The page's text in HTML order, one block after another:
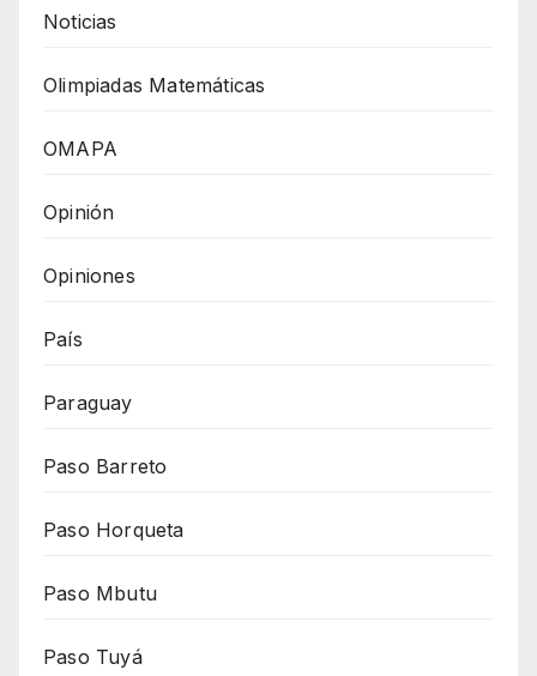
Noticias
Olimpiadas Matemáticas
OMAPA
Opinión
Opiniones
País
Paraguay
Paso Barreto
Paso Horqueta
Paso Mbutu
Paso Tuyá